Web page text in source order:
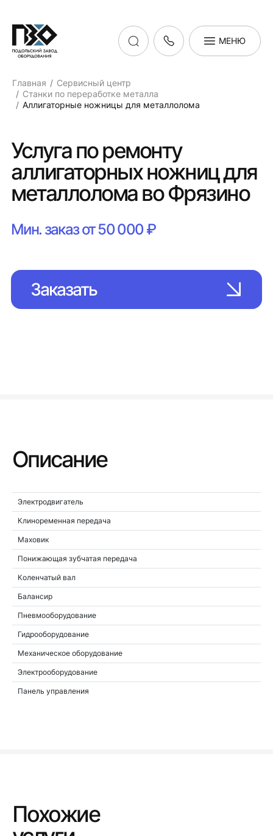
МЕНЮ
Главная
Сервисный центр
Станки по переработке металла
Аллигаторные ножницы для металлолома
Услуга по ремонту
аллигаторных ножниц для
металлолома во Фрязино
Мин. заказ от 50 000 ₽
Заказать
Описание
Электродвигатель
Клиноременная передача
Маховик
Понижающая зубчатая передача
Коленчатый вал
Балансир
Пневмооборудование
Гидрооборудование
Механическое оборудование
Электрооборудование
Панель управления
Похожие